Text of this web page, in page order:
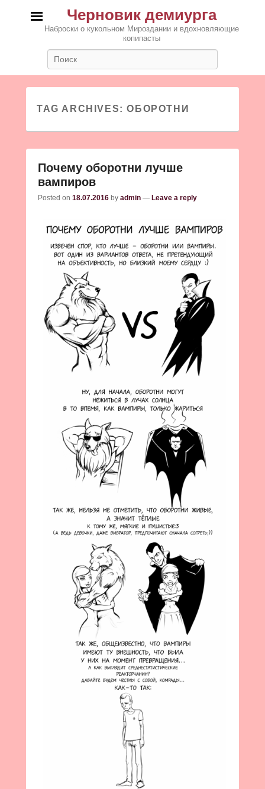
Черновик демиурга
Наброски о кукольном Мироздании и вдохновляющие
копипасты
TAG ARCHIVES:ОБОРОТНИ
Почему оборотни лучше
вампиров
Posted on 18.07.2016 by admin — Leave a reply